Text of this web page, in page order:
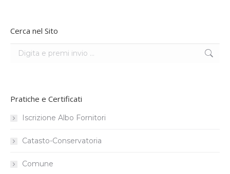
Cerca nel Sito
Search:
Pratiche e Certificati
Iscrizione Albo Fornitori
Catasto-Conservatoria
Comune